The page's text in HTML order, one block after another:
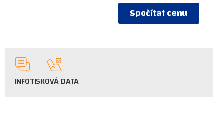
Spočítat cenu
INFOTISKOVÁ DATA